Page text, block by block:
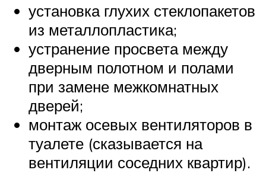
установка глухих стеклопакетов
из металлопластика;
устранение просвета между
дверным полотном и полами
при замене межкомнатных
дверей;
монтаж осевых вентиляторов в
туалете (сказывается на
вентиляции соседних квартир).